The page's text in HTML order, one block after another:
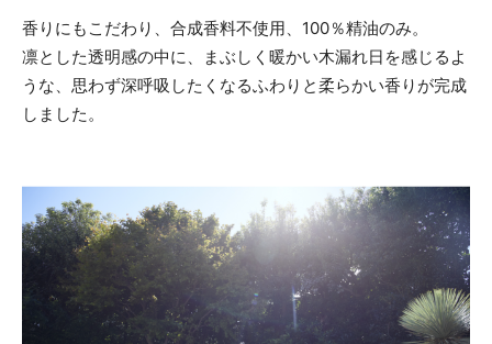
香りにもこだわり、合成香料不使用、100％精油のみ。
凛とした透明感の中に、まぶしく暖かい木漏れ日を感じるよ
うな、思わず深呼吸したくなるふわりと柔らかい香りが完成
しました。